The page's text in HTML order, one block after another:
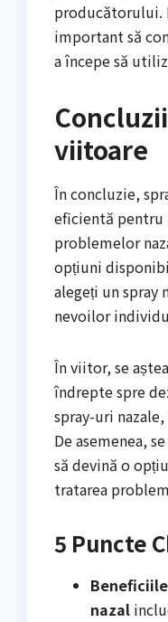
producătorului.
important să
a începe să
viitoare
În concluzie,
eficientă pentru
problemelor
opțiuni
alegeți un spray
nevoilor
În viitor, se
îndrepte spre
spray-uri
De asemenea,
să devină o
tratarea
5 Puncte
nazal